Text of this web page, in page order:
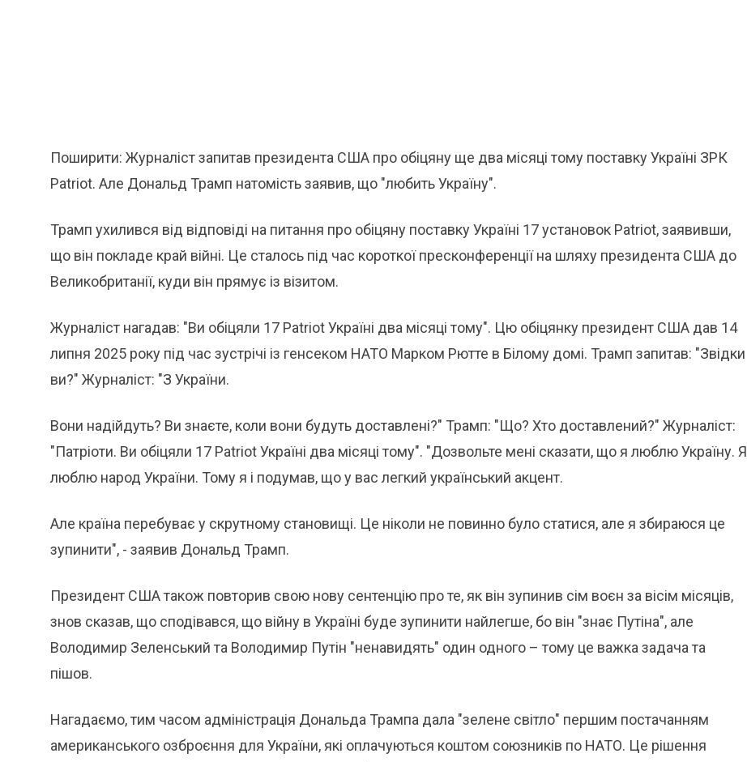
Поширити: Журналіст запитав президента США про обіцяну ще два місяці тому поставку Україні ЗРК
Patriot. Але Дональд Трамп натомість заявив, що "любить Україну".
Трамп ухилився від відповіді на питання про обіцяну поставку Україні 17 установок Patriot, заявивши,
що він покладе край війні. Це сталось під час короткої пресконференції на шляху президента США до
Великобританії, куди він прямує із візитом.
Журналіст нагадав: "Ви обіцяли 17 Patriot Україні два місяці тому". Цю обіцянку президент США дав 14
липня 2025 року під час зустрічі із генсеком НАТО Марком Рютте в Білому домі. Трамп запитав: "Звідки
ви?" Журналіст: "З України.
Вони надійдуть? Ви знаєте, коли вони будуть доставлені?" Трамп: "Що? Хто доставлений?" Журналіст:
"Патріоти. Ви обіцяли 17 Patriot Україні два місяці тому". "Дозвольте мені сказати, що я люблю Україну. Я
люблю народ України. Тому я і подумав, що у вас легкий український акцент.
Але країна перебуває у скрутному становищі. Це ніколи не повинно було статися, але я збираюся це
зупинити", - заявив Дональд Трамп.
Президент США також повторив свою нову сентенцію про те, як він зупинив сім воєн за вісім місяців,
знов сказав, що сподівався, що війну в Україні буде зупинити найлегше, бо він "знає Путіна", але
Володимир Зеленський та Володимир Путін "ненавидять" один одного – тому це важка задача та
пішов.
Нагадаємо, тим часом адміністрація Дональда Трампа дала "зелене світло" першим постачанням
американського озброєння для України, які оплачуються коштом союзників по НАТО. Це рішення